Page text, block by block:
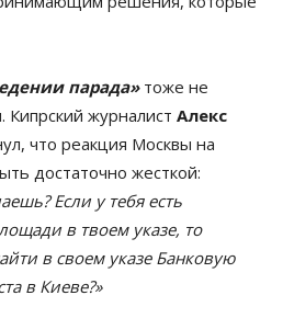
парада»тоже не
Кипрский журналист Алекс
что реакция Москвы на
достаточно жесткой:
Если у тебя есть
в твоем указе, то
в своем указе Банковую
в Киеве?»